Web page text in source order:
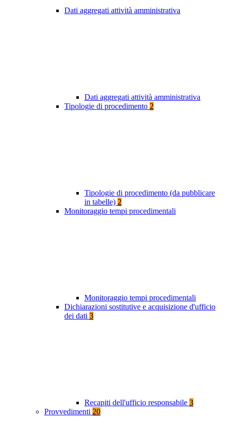
Dati aggregati attività amministrativa
Dati aggregati attività amministrativa
Tipologie di procedimento 2
Tipologie di procedimento (da pubblicare
in tabelle) 2
Monitoraggio tempi procedimentali
Monitoraggio tempi procedimentali
Dichiarazioni sostitutive e acquisizione d'ufficio
dei dati 3
Recapiti dell'ufficio responsabile 3
Provvedimenti 20